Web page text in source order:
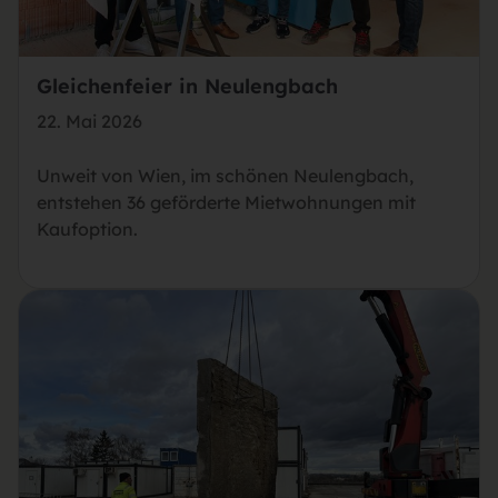
Gleichenfeier in Neulengbach
22. Mai 2026
Unweit von Wien, im schönen Neulengbach,
entstehen 36 geförderte Mietwohnungen mit
Kaufoption.